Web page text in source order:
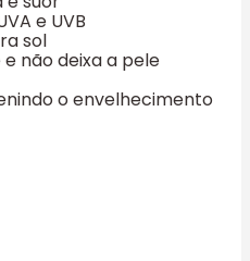
e UVB
sol
não deixa a pele
o envelhecimento